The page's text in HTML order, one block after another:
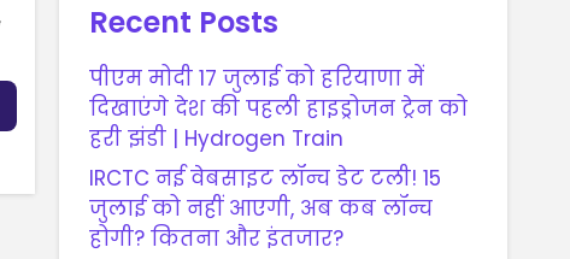
Recent Posts
पीएम मोदी 17 जुलाई को हरियाणा में
दिखाएंगे देश की पहली हाइड्रोजन ट्रेन को
हरी झंडी | Hydrogen Train
IRCTC नई वेबसाइट लॉन्च डेट टली! 15
जुलाई को नहीं आएगी, अब कब लॉन्च
होगी? कितना और इंतजार?